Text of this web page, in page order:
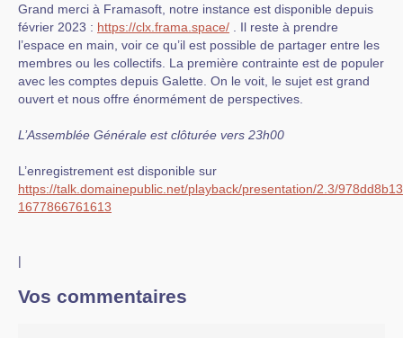
Grand merci à Framasoft, notre instance est disponible depuis
février 2023 : https://clx.frama.space/ . Il reste à prendre
l’espace en main, voir ce qu’il est possible de partager entre les
membres ou les collectifs. La première contrainte est de populer
avec les comptes depuis Galette. On le voit, le sujet est grand
ouvert et nous offre énormément de perspectives.
L’Assemblée Générale est clôturée vers 23h00
L’enregistrement est disponible sur
https://talk.domainepublic.net/playback/presentation/2.3/
1677866761613
|
Vos commentaires